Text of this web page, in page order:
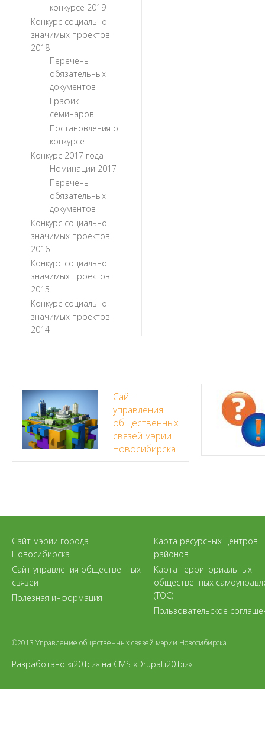
конкурсе 2019
Конкурс социально
значимых проектов
2018
Перечень
обязательных
документов
График
семинаров
Постановления о
конкурсе
Конкурс 2017 года
Номинации 2017
Перечень
обязательных
документов
Конкурс социально
значимых проектов
2016
Конкурс социально
значимых проектов
2015
Конкурс социально
значимых проектов
2014
Сайт
управления
общественных
связей мэрии
Новосибирска
Сайт мэрии города
Новосибирска
Сайт управления общественных
связей
Полезная информация
Карта ресурсных центров
районов
Карта территориальных
общественных
(ТОС)
Пользовательское
©2013 Управление общественных связей мэрии Новосибирска
Разработано «i20.biz» на CMS «Drupal.i20.biz»